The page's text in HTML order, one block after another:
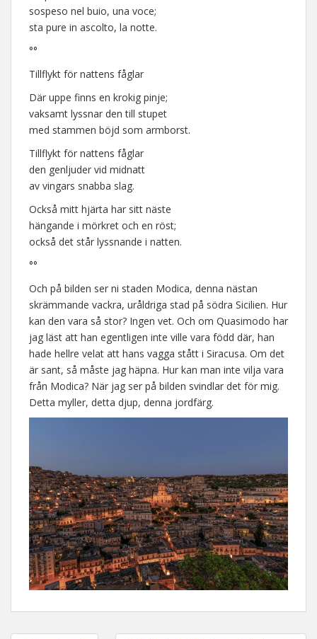
sospeso nel buio, una voce;
sta pure in ascolto, la notte.
°°
Tillflykt för nattens fåglar
Där uppe finns en krokig pinje;
vaksamt lyssnar den till stupet
med stammen böjd som armborst.
Tillflykt för nattens fåglar
den genljuder vid midnatt
av vingars snabba slag.
Också mitt hjärta har sitt näste
hängande i mörkret och en röst;
också det står lyssnande i natten.
°°
Och på bilden ser ni staden Modica, denna nästan
skrämmande vackra, uråldriga stad på södra Sicilien. Hur
kan den vara så stor? Ingen vet. Och om Quasimodo har
jag läst att han egentligen inte ville vara född där, han
hade hellre velat att hans vagga stått i Siracusa. Om det
är sant, så måste jag häpna. Hur kan man inte vilja vara
från Modica? När jag ser på bilden svindlar det för mig.
Detta myller, detta djup, denna jordfärg.